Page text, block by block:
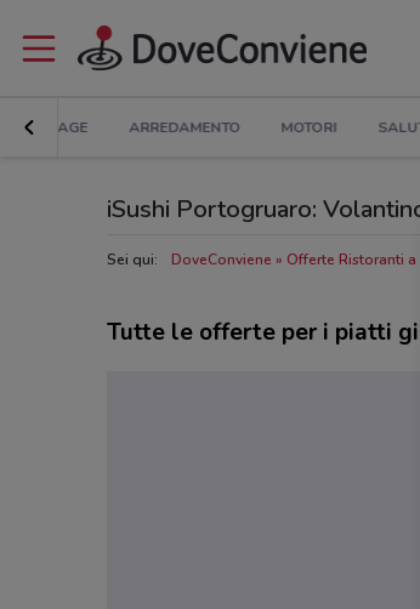
BRICOLAGE ARREDAMENTO MOTORI
iSushi Portogruaro:
Sei qui: DoveConviene Offerte Ristoranti a
Tutte le offerte per i piatti